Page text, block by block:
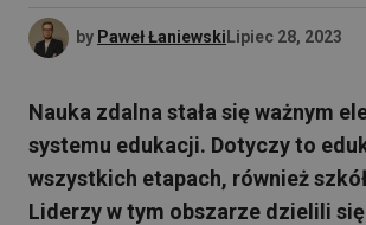
by Paweł Łaniewski Lipiec 28, 2023
Nauka zdalna stała się ważnym
systemu edukacji. Dotyczy to
wszystkich etapach, również
Liderzy w tym obszarze dzielili